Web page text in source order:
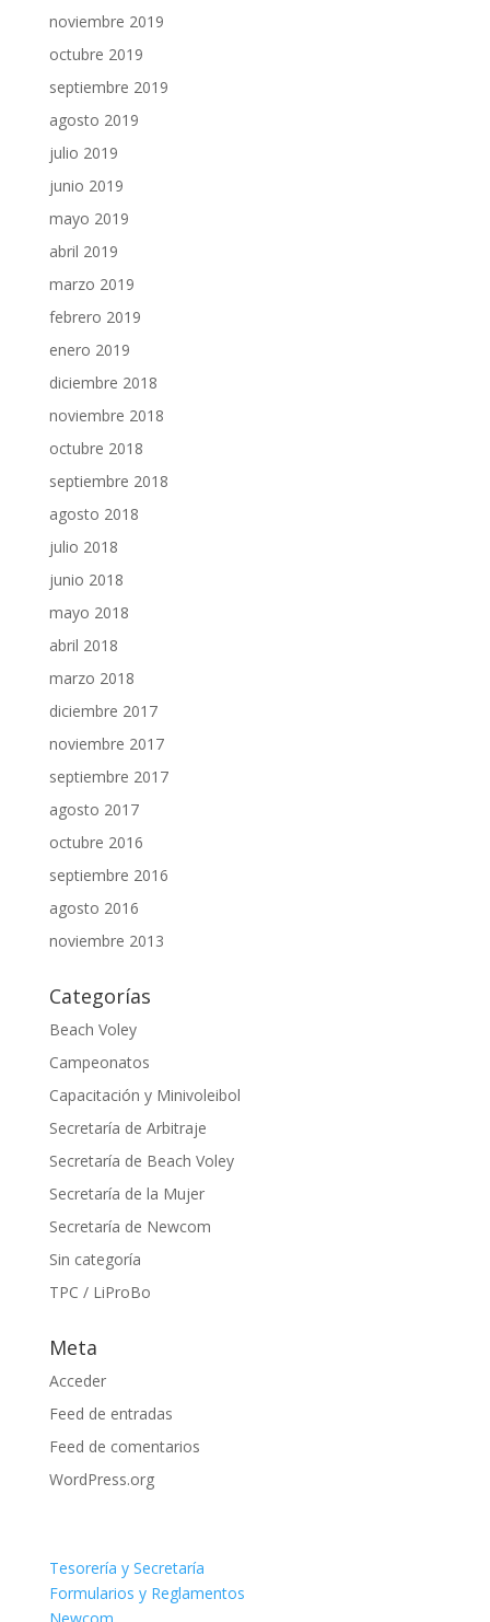
noviembre 2019
octubre 2019
septiembre 2019
agosto 2019
julio 2019
junio 2019
mayo 2019
abril 2019
marzo 2019
febrero 2019
enero 2019
diciembre 2018
noviembre 2018
octubre 2018
septiembre 2018
agosto 2018
julio 2018
junio 2018
mayo 2018
abril 2018
marzo 2018
diciembre 2017
noviembre 2017
septiembre 2017
agosto 2017
octubre 2016
septiembre 2016
agosto 2016
noviembre 2013
Categorías
Beach Voley
Campeonatos
Capacitación y Minivoleibol
Secretaría de Arbitraje
Secretaría de Beach Voley
Secretaría de la Mujer
Secretaría de Newcom
Sin categoría
TPC / LiProBo
Meta
Acceder
Feed de entradas
Feed de comentarios
WordPress.org
Tesorería y Secretaría
Formularios y Reglamentos